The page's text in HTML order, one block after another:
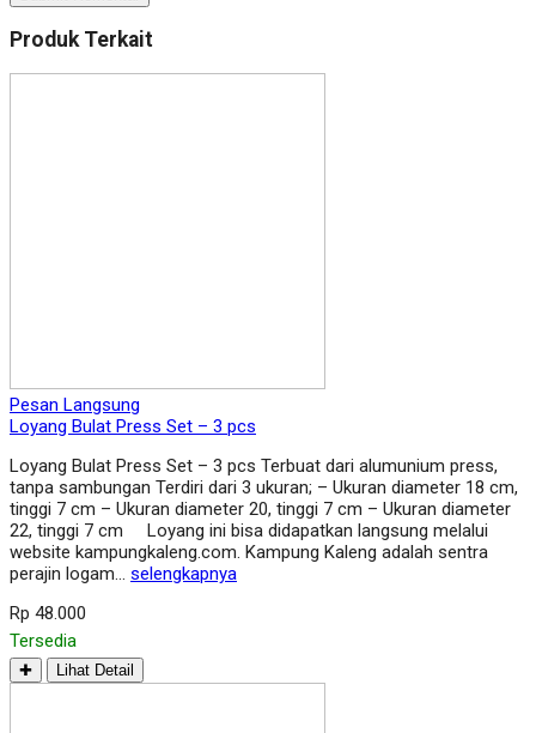
Produk Terkait
Pesan Langsung
Loyang Bulat Press Set – 3 pcs
Loyang Bulat Press Set – 3 pcs Terbuat dari alumunium press,
tanpa sambungan Terdiri dari 3 ukuran; – Ukuran diameter 18 cm,
tinggi 7 cm – Ukuran diameter 20, tinggi 7 cm – Ukuran diameter
22, tinggi 7 cm Loyang ini bisa didapatkan langsung melalui
website kampungkaleng.com. Kampung Kaleng adalah sentra
perajin logam… selengkapnya
Rp 48.000
Tersedia
✚ Lihat Detail